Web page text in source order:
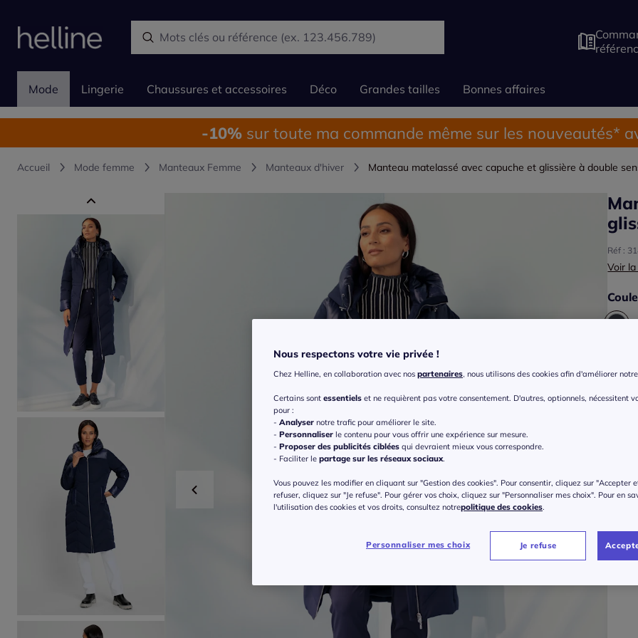
Mode Lingerie Chaussures et accessoires Déco Grandes tailles Bonnes affaires
-10% sur toute ma commande même sur les nouveautés*
Accueil Mode femme Manteaux Femme Manteaux d'hiver Manteau matelassé avec capuche et glissière à double
Réf :
Voir
40
42
ou 3
Nous respectons votre vie privée !
Chez Helline, en collaboration avec nos partenaires, nous utilisons des cookies afin d'améliorer
Certains sont essentiels et ne requièrent pas votre consentement. D'autres, optionnels, nécessitent
pour :
- Analyser notre trafic pour améliorer le site.
- Personnaliser le contenu pour vous offrir une expérience sur mesure.
- Proposer des publicités ciblées qui devraient mieux vous correspondre.
- Faciliter le partage sur les réseaux sociaux.
Vous pouvez les modifier en cliquant sur "Gestion des cookies". Pour consentir, cliquez sur "Accepter
refuser, cliquez sur "Je refuse". Pour gérer vos choix, cliquez sur "Personnaliser mes choix". Pour en
l'utilisation des cookies et vos droits, consultez notrepolitique des cookies.
Personnaliser mes choix Je refuse